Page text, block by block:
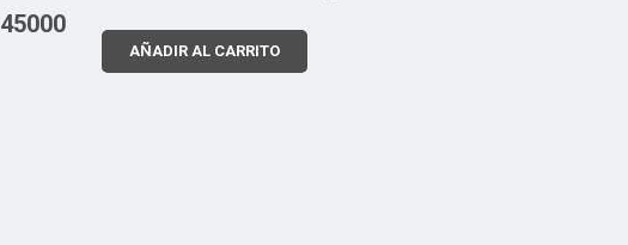
45000
AÑADIR AL CARRITO